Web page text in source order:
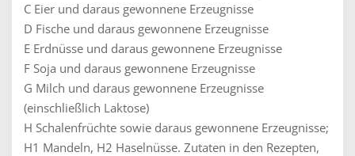
C Eier und daraus gewonnene Erzeugnisse
D Fische und daraus gewonnene Erzeugnisse
E Erdnüsse und daraus gewonnene Erzeugnisse
F Soja und daraus gewonnene Erzeugnisse
G Milch und daraus gewonnene Erzeugnisse
(einschließlich Laktose)
H Schalenfrüchte sowie daraus gewonnene Erzeugnisse;
H1 Mandeln, H2 Haselnüsse. Zutaten in den Rezepten,